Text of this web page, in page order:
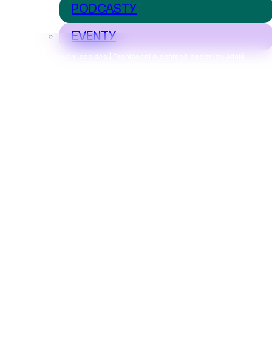
Nastavení cookies | Prohlášení o ochraně osobních údajů
PODCASTY
EVENTY